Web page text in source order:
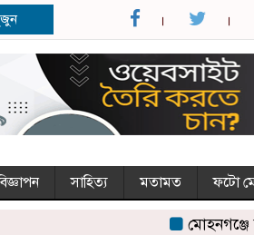
সাহিত্য মতামত ফটো
মোহনগঞ্জে মাটি